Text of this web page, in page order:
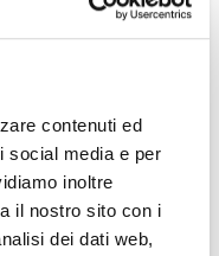
contenuti ed
social media e per
inoltre
il nostro sito con i
dei dati web,
04-08-2026
evasi a